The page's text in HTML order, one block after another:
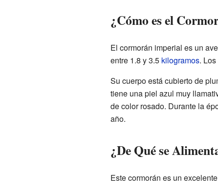
¿Cómo es el
El cormorán imperial es un
entre 1.8 y 3.5 kilogramos.
Su cuerpo está cubierto de
tiene una piel azul muy
de color rosado. Durante la
año.
¿De Qué se
Este cormorán es un